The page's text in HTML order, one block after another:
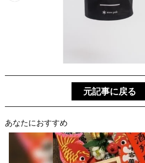
元記事に戻る
あなたにおすすめ